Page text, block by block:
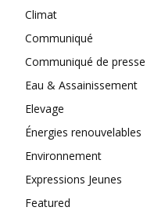
Climat
Communiqué
Communiqué de presse
Eau & Assainissement
Elevage
Énergies renouvelables
Environnement
Expressions Jeunes
Featured